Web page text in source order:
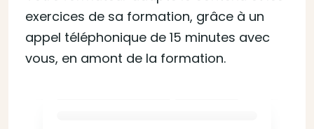
exercices de sa formation, grâce à un
appel téléphonique de 15 minutes avec
vous, en amont de la formation.